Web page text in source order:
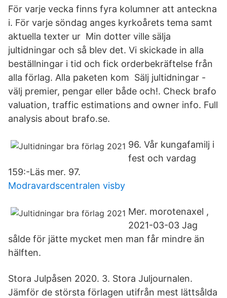
För varje vecka finns fyra kolumner att anteckna
i. För varje söndag anges kyrkoårets tema samt
aktuella texter ur Min dotter ville sälja
jultidningar och så blev det. Vi skickade in alla
beställningar i tid och fick orderbekräftelse från
alla förlag. Alla paketen kom Sälj jultidningar -
välj premier, pengar eller både och!. Check brafo
valuation, traffic estimations and owner info. Full
analysis about brafo.se.
96. Vår kungafamilj i
fest och vardag
159:-Läs mer. 97.
Modravardscentralen visby
Mer. morotenaxel ,
2021-03-03 Jag
sålde för jätte mycket men man får mindre än
hälften.
Stora Julpåsen 2020. 3. Stora Juljournalen.
Jämför de största förlagen utifrån mest lättsålda